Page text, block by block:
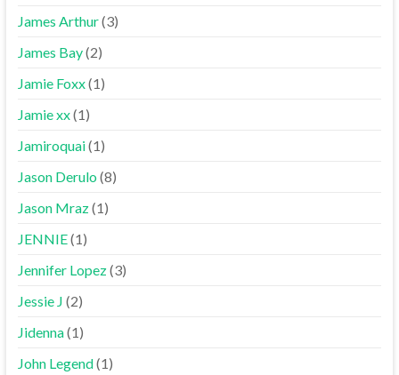
James Arthur(3)
James Bay(2)
Jamie Foxx(1)
Jamie xx(1)
Jamiroquai(1)
Jason Derulo(8)
Jason Mraz(1)
JENNIE(1)
Jennifer Lopez(3)
Jessie J (2)
Jidenna(1)
John Legend(1)